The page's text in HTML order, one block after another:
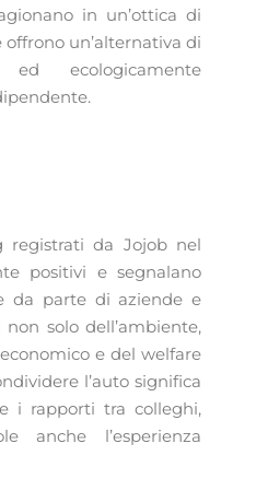
in un’ottica di
offrono un’alternativa di
ecologicamente
registrati da Jojob nel
positivi e segnalano
da parte di aziende e
solo dell’ambiente,
e del welfare
l’auto significa
i rapporti tra colleghi,
anche l’esperienza